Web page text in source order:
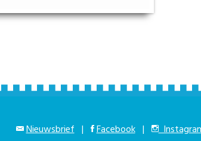
Nieuwsbrief | Facebook |